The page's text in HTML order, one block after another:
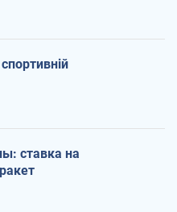
ставка на